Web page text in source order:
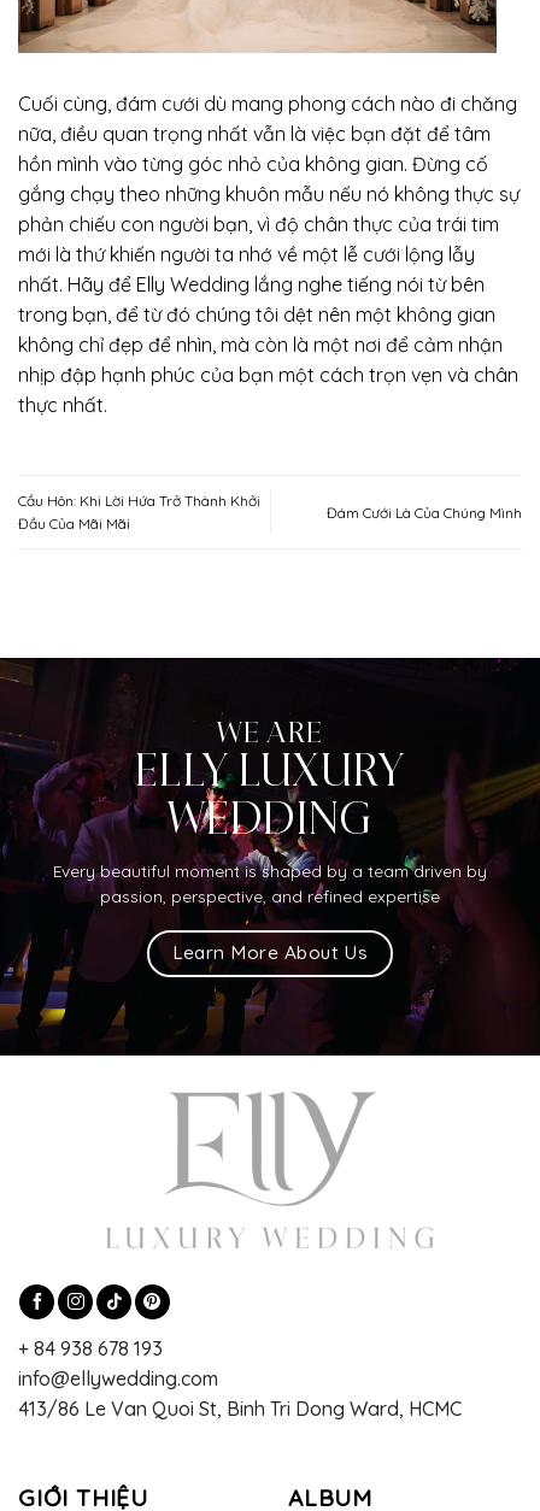
Cuối cùng, đám cưới dù mang phong cách nào đi chăng
nữa, điều quan trọng nhất vẫn là việc bạn đặt để tâm
hồn mình vào từng góc nhỏ của không gian. Đừng cố
gắng chạy theo những khuôn mẫu nếu nó không thực sự
phản chiếu con người bạn, vì độ chân thực của trái tim
mới là thứ khiến người ta nhớ về một lễ cưới lộng lẫy
nhất. Hãy để Elly Wedding lắng nghe tiếng nói từ bên
trong bạn, để từ đó chúng tôi dệt nên một không gian
không chỉ đẹp để nhìn, mà còn là một nơi để cảm nhận
nhịp đập hạnh phúc của bạn một cách trọn vẹn và chân
thực nhất.
Cầu Hôn: Khi Lời Hứa Trở Thành Khởi
Đầu Của Mãi Mãi
Đám Cưới Là Của Chúng Mình
WE ARE
ELLY LUXURY
WEDDING
Every beautiful moment is shaped by a team driven by
passion, perspective, and refined expertise
Learn More About Us
+ 84 938 678 193
info@ellywedding.com
413/86 Le Van Quoi St, Binh Tri Dong Ward, HCMC
GIỚI THIỆU ALBUM